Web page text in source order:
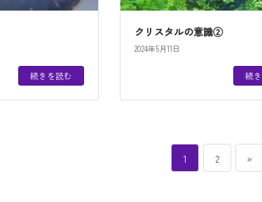
続きを読む
クリスタルの意識②
2024年5月11日
続
ペ1
ペ
2 »